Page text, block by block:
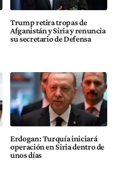
Trump retira tropas de
Afganistán y Siria y renuncia
su secretario de Defensa
Erdogan: Turquía iniciará
operación en Siria dentro de
unos días